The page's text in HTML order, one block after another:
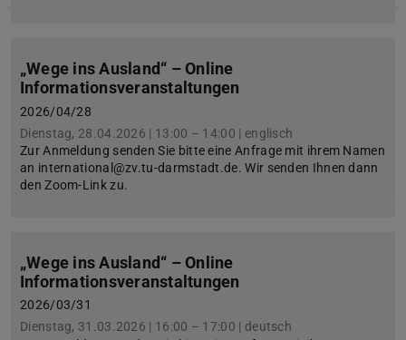
„Wege ins Ausland“ – Online
Informationsveranstaltungen
2026/04/28
Dienstag, 28.04.2026 | 13:00 – 14:00 | englisch
Zur Anmeldung senden Sie bitte eine Anfrage mit ihrem Namen
an international@zv.tu-darmstadt.de. Wir senden Ihnen dann
den Zoom-Link zu.
„Wege ins Ausland“ – Online
Informationsveranstaltungen
2026/03/31
Dienstag, 31.03.2026 | 16:00 – 17:00 | deutsch